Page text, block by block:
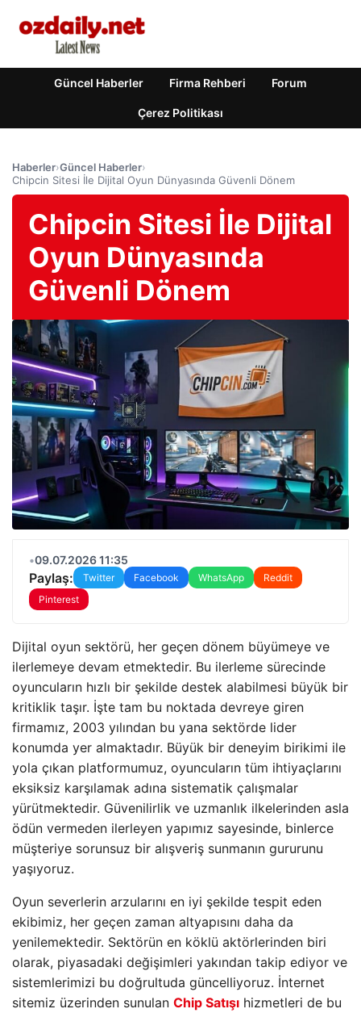
Güncel Haberler Firma Rehberi Forum
Çerez Politikası
Haberler›Güncel Haberler›
Chipcin Sitesi İle Dijital Oyun Dünyasında Güvenli Dönem
Chipcin Sitesi İle Dijital
Oyun Dünyasında
Güvenli Dönem
•09.07.2026 11:35
Paylaş: Twitter Facebook WhatsApp
Reddit
Pinterest
Dijital oyun sektörü, her geçen dönem büyümeye ve
ilerlemeye devam etmektedir. Bu ilerleme sürecinde
oyuncuların hızlı bir şekilde destek alabilmesi büyük bir
kritiklik taşır. İşte tam bu noktada devreye giren
firmamız, 2003 yılından bu yana sektörde lider
konumda yer almaktadır. Büyük bir deneyim birikimi ile
yola çıkan platformumuz, oyuncuların tüm ihtiyaçlarını
eksiksiz karşılamak adına sistematik çalışmalar
yürütmektedir. Güvenilirlik ve uzmanlık ilkelerinden asla
ödün vermeden ilerleyen yapımız sayesinde, binlerce
müşteriye sorunsuz bir alışveriş sunmanın gururunu
yaşıyoruz.
Oyun severlerin arzularını en iyi şekilde tespit eden
ekibimiz, her geçen zaman altyapısını daha da
yenilemektedir. Sektörün en köklü aktörlerinden biri
olarak, piyasadaki değişimleri yakından takip ediyor ve
sistemlerimizi bu doğrultuda güncelliyoruz. İnternet
sitemiz üzerinden sunulan Chip Satışı hizmetleri de bu